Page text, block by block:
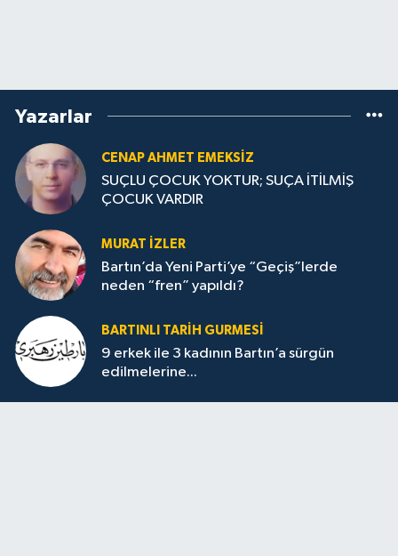
Yazarlar
CENAP AHMET EMEKSİZ
SUÇLU ÇOCUK YOKTUR; SUÇA İTİLMİŞ
ÇOCUK VARDIR
MURAT İZLER
Bartın’da Yeni Parti’ye “Geçiş”lerde
neden “fren” yapıldı?
BARTINLI TARIH GURMESI
9 erkek ile 3 kadının Bartın’a sürgün
edilmelerine...